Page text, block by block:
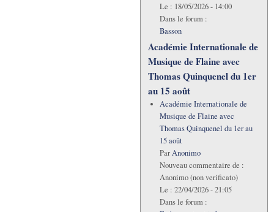
Le : 18/05/2026 - 14:00
Dans le forum :
Basson
Académie Internationale de
Musique de Flaine avec
Thomas Quinquenel du 1er
au 15 août
Académie Internationale de
Musique de Flaine avec
Thomas Quinquenel du 1er au
15 août
ParAnonimo
Nouveau commentaire de :
Anonimo (non verificato)
Le : 22/04/2026 - 21:05
Dans le forum :